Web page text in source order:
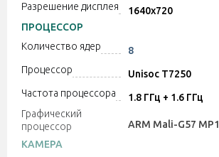
300 грн
Код: 41204
Разрешение дисплея
1640x720
ПРОЦЕССОР
Количество ядер
8
Процессор
Unisoc T7250
Частота процессора
1.8 ГГц + 1.6 ГГц
Графический
процессор
ARM Mali-G57 MP1
КАМЕРА